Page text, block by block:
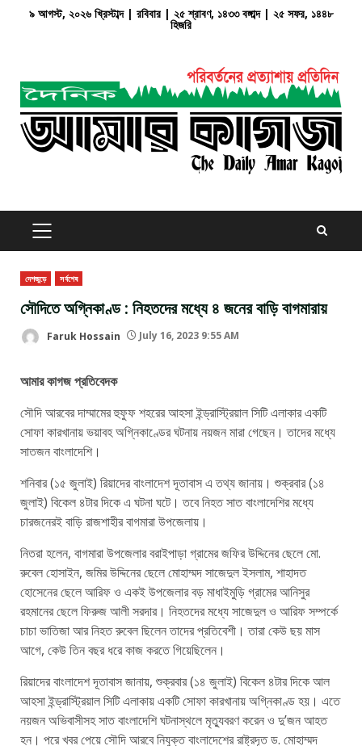
৯ আগস্ট, ২০২৬ খ্রিস্টাব্দ | রবিবার | ২৫ শ্রাবণ, ১৪৩৩ বঙ্গাব্দ | ২৫ সফর, ১৪৪৮
হিজরি
PRIMARY
MENU
দেশজুড়ে সর্বশেষ
সৌদিতে অগ্নিকাণ্ড : নিহতদের মধ্যে ৪ জনের বাড়ি বাগমারায়
Faruk Hossain July 16, 2023 9:55 AM
আমার কাগজ প্রতিবেদক
সৌদি আরবের দাম্মামের হুফুফ শহরের আহসা ইন্ড্রাস্ট্রিয়াল সিটি এলাকার একটি
সোফা কারখানায় ভয়াবহ অগ্নিকাণ্ডের ঘটনায় নয়জন মারা গেছেন। তাদের মধ্যে
সাতজন বাংলাদেশি।
শনিবার (১৫ জুলাই) রিয়াদের বাংলাদেশ দূতাবাস এ তথ্য জানায়। শুক্রবার (১৪
জুলাই) বিকেল ৪টার দিকে এ ঘটনা ঘটে। তবে নিহত সাত বাংলাদেশির মধ্যে
চারজনেরই বাড়ি রাজশাহীর বাগমারা উপজেলায়।
নিতরা হলেন, বাগমারা উপজেলার বরাইপাড়া গ্রামের জফির উদ্দিনের ছেলে মো.
রুবেল হোসাইন, জমির উদ্দিনের ছেলে মোহাম্মদ সাজেদুল ইসলাম, শাহাদত
হোসেনের ছেলে আরিফ ও একই উপজেলার বড় মাধাইমুড়ি গ্রামের আনিসুর
রহমানের ছেলে ফিরুজ আলী সরদার। নিহতদের মধ্যে সাজেদুল ও আরিফ সম্পর্কে
চাচা ভাতিজা আর নিহত রুবেল ছিলেন তাদের প্রতিবেশী। তারা কেউ ছয় মাস
আগে, কেউ তিন বছর ধরে কাজ করতে গিয়েছিলেন।
রিয়াদের বাংলাদেশ দূতাবাস জানায়, শুক্রবার (১৪ জুলাই) বিকেল ৪টার দিকে আল
আহসা ইন্ড্রাস্ট্রিয়াল সিটি এলাকায় একটি সোফা কারখানায় অগ্নিকাণ্ড হয়। এতে
নয়জন অভিবাসীসহ সাত বাংলাদেশি ঘটনাস্থলে মৃত্যুবরণ করেন ও দু’জন আহত
হন। পরে খবর পেয়ে সৌদি আরবে নিযুক্ত বাংলাদেশের রাষ্ট্রদূত ড. মোহাম্মদ